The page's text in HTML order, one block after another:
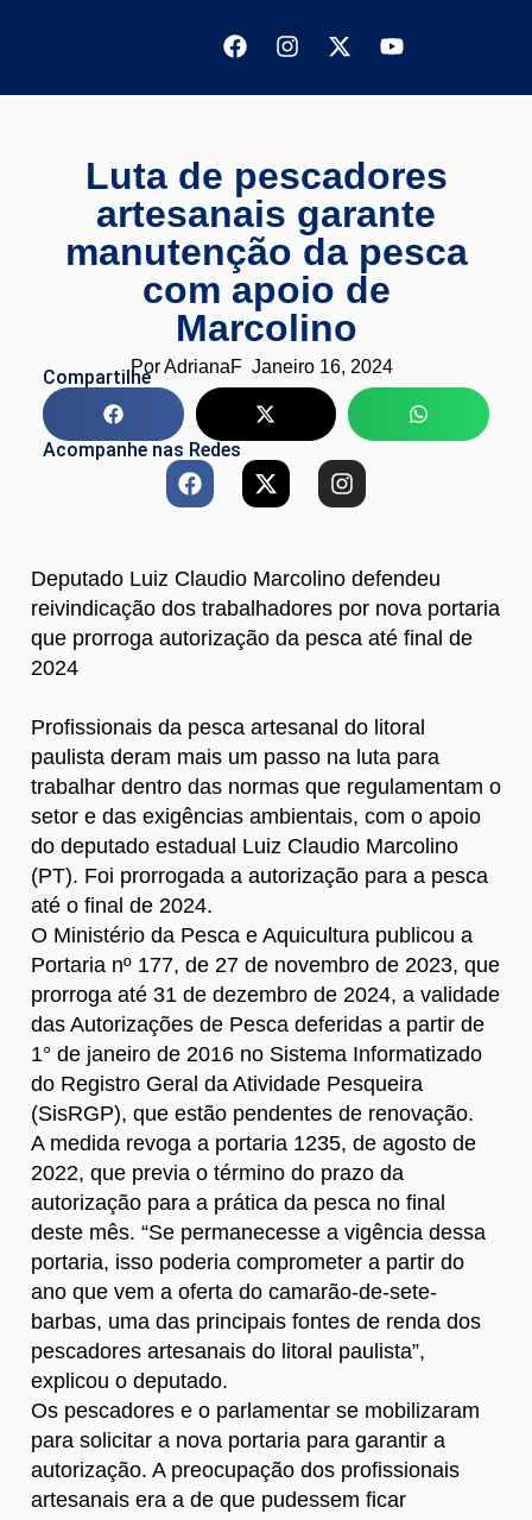
Luta de pescadores
artesanais garante
manutenção da pesca
com apoio de
Marcolino
PorAdrianaF Janeiro 16, 2024
Compartilhe
Acompanhe nas Redes
Deputado Luiz Claudio Marcolino defendeu
reivindicação dos trabalhadores por nova portaria
que prorroga autorização da pesca até final de
2024
Profissionais da pesca artesanal do litoral
paulista deram mais um passo na luta para
trabalhar dentro das normas que regulamentam o
setor e das exigências ambientais, com o apoio
do deputado estadual Luiz Claudio Marcolino
(PT). Foi prorrogada a autorização para a pesca
até o final de 2024.
O Ministério da Pesca e Aquicultura publicou a
Portaria nº 177, de 27 de novembro de 2023, que
prorroga até 31 de dezembro de 2024, a validade
das Autorizações de Pesca deferidas a partir de
1° de janeiro de 2016 no Sistema Informatizado
do Registro Geral da Atividade Pesqueira
(SisRGP), que estão pendentes de renovação.
A medida revoga a portaria 1235, de agosto de
2022, que previa o término do prazo da
autorização para a prática da pesca no final
deste mês. “Se permanecesse a vigência dessa
portaria, isso poderia comprometer a partir do
ano que vem a oferta do camarão-de-sete-
barbas, uma das principais fontes de renda dos
pescadores artesanais do litoral paulista”,
explicou o deputado.
Os pescadores e o parlamentar se mobilizaram
para solicitar a nova portaria para garantir a
autorização. A preocupação dos profissionais
artesanais era a de que pudessem ficar